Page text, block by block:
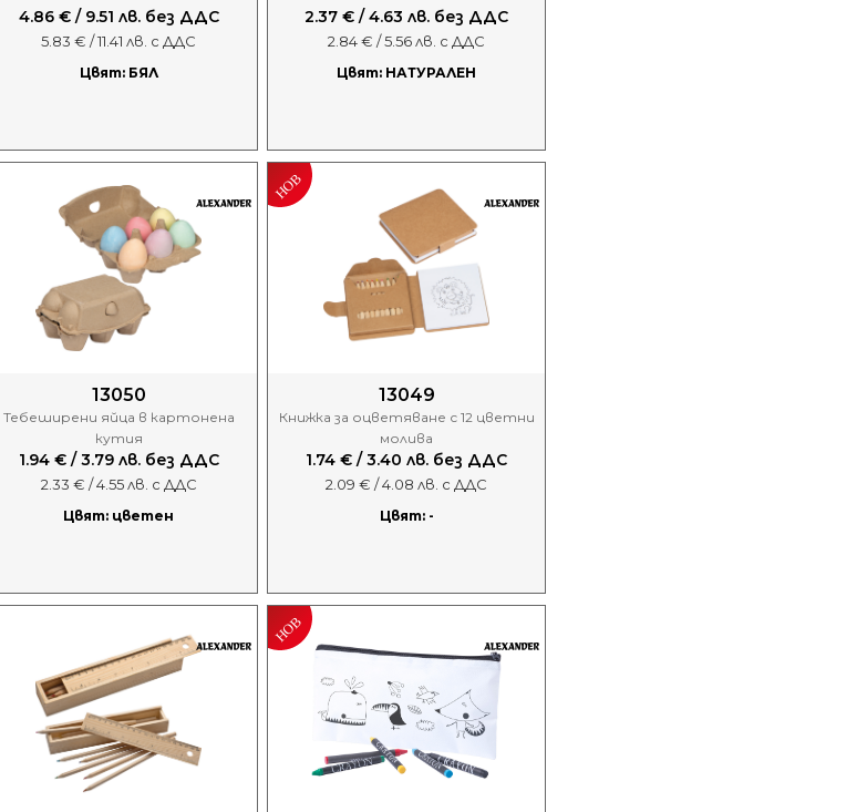
4.86 € / 9.51 лв. без ДДС
5.83 € / 11.41 лв. с ДДС
Цвят: БЯЛ
2.37 € / 4.63 лв. без ДДС
2.84 € / 5.56 лв. с ДДС
Цвят: НАТУРАЛЕН
13050
Тебеширени яйца в картонена
кутия
1.94 € / 3.79 лв. без ДДС
2.33 € / 4.55 лв. с ДДС
Цвят: цветен
13049
Книжка за оцветяване с 12 цветни
молива
1.74 € / 3.40 лв. без ДДС
2.09 € / 4.08 лв. с ДДС
Цвят: -